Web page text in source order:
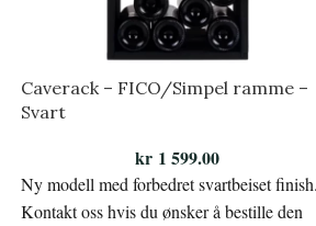
Caverack – FICO/Simpel ramme –
Svart
kr 1 599.00
Ny modell med forbedret svartbeiset finish.
Kontakt oss hvis du ønsker å bestille den